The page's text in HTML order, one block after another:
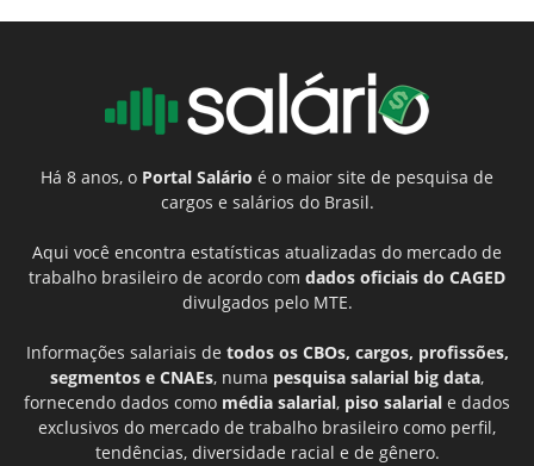
Há 8 anos, o Portal Salário é o maior site de pesquisa de
cargos e salários do Brasil.
Aqui você encontra estatísticas atualizadas do mercado de
trabalho brasileiro de acordo com dados oficiais do CAGED
divulgados pelo MTE.
Informações salariais de todos os CBOs, cargos, profissões,
segmentos e CNAEs, numa pesquisa salarial big data,
fornecendo dados como média salarial, piso salarial e dados
exclusivos do mercado de trabalho brasileiro como perfil,
tendências, diversidade racial e de gênero.